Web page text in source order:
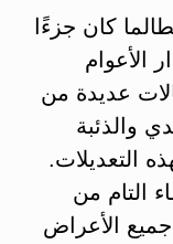
كان جزءًا
الأعوام
عديدة من
والذئبة
التعديلات.
التام من
الأعراض